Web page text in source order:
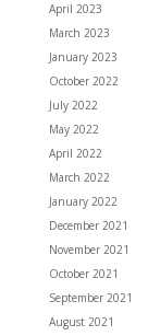
April 2023
March 2023
January 2023
October 2022
July 2022
May 2022
April 2022
March 2022
January 2022
December 2021
November 2021
October 2021
September 2021
August 2021